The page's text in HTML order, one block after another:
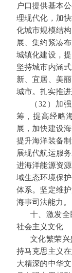
户口提供基本
理现代化，加
化城市规模结
展、集约紧凑
城镇化建设，
坚持城市内涵
新、宜居、美
城市。扎实推进
（32）加
筹，提高经略
展，加快建设
提升海洋装备
展现代航运服
进海洋能源资
域生态环境保
体系。坚定维
海事司法能力。
十、激发
社会主义文化
文化繁荣
持马克思主义
大精深的中华